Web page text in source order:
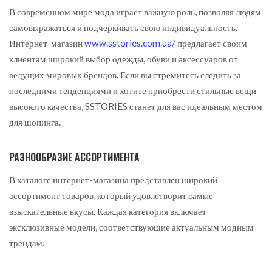
В современном мире мода играет важную роль, позволяя людям
самовыражаться и подчеркивать свою индивидуальность.
Интернет-магазинwww.sstories.com.ua/предлагает своим
клиентам широкий выбор одежды, обуви и аксессуаров от
ведущих мировых брендов. Если вы стремитесь следить за
последними тенденциями и хотите приобрести стильные вещи
высокого качества, SSTORIES станет для вас идеальным местом
для шопинга.
РАЗНООБРАЗИЕ АССОРТИМЕНТА
В каталоге интернет-магазина представлен широкий
ассортимент товаров, который удовлетворит самые
взыскательные вкусы. Каждая категория включает
эксклюзивные модели, соответствующие актуальным модным
трендам.